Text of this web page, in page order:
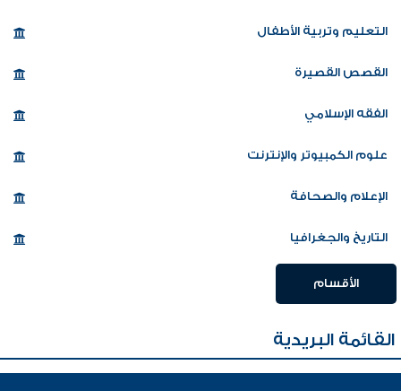
التعليم وتربية الأطفال
القصص القصيرة
الفقه الإسلامي
علوم الكمبيوتر والإنترنت
الإعلام والصحافة
التاريخ والجغرافيا
الأقسام
القائمة البريدية